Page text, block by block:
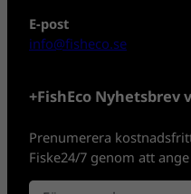
E-post
info@fisheco.se
+FishEco Nyhetsbrev
Prenumerera
Fiske24/7 genom att
N